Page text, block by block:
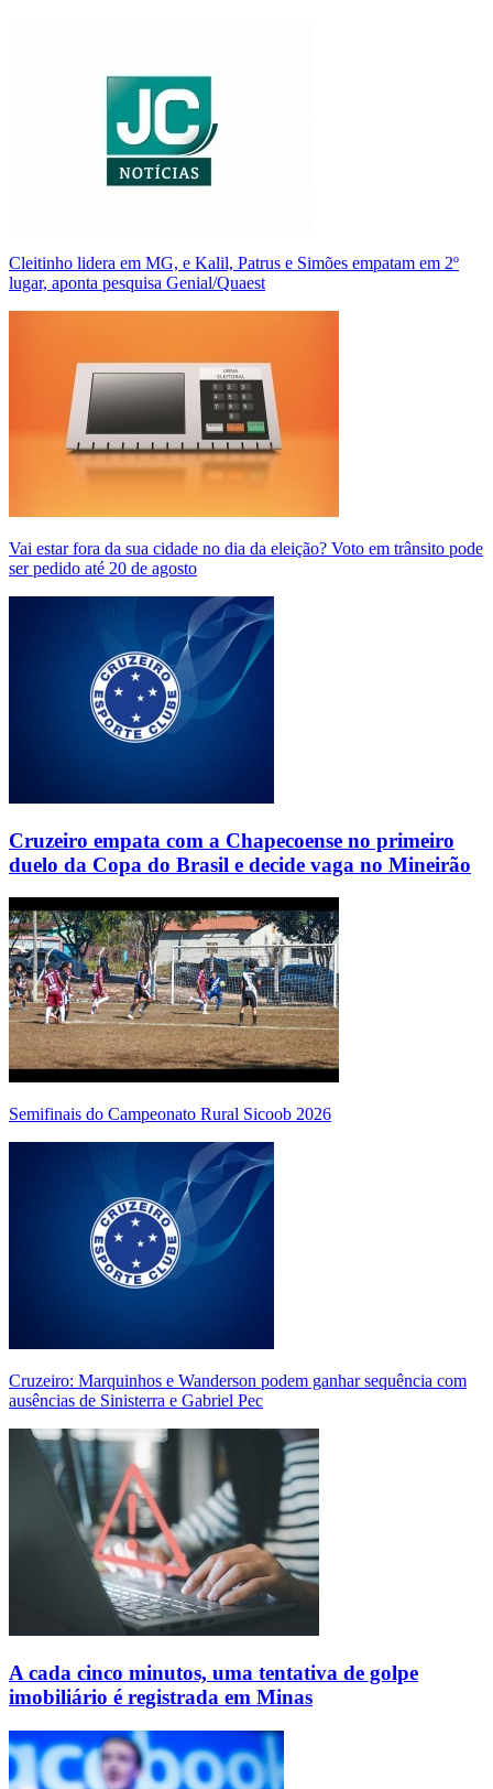
Cleitinho lidera em MG, e Kalil, Patrus e Simões empatam em 2º
lugar, aponta pesquisa Genial/Quaest
Vai estar fora da sua cidade no dia da eleição? Voto em trânsito pode
ser pedido até 20 de agosto
Cruzeiro empata com a Chapecoense no primeiro
duelo da Copa do Brasil e decide vaga no Mineirão
Semifinais do Campeonato Rural Sicoob 2026
Cruzeiro: Marquinhos e Wanderson podem ganhar sequência com
ausências de Sinisterra e Gabriel Pec
A cada cinco minutos, uma tentativa de golpe
imobiliário é registrada em Minas